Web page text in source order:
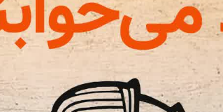
همه
بخش‌ها